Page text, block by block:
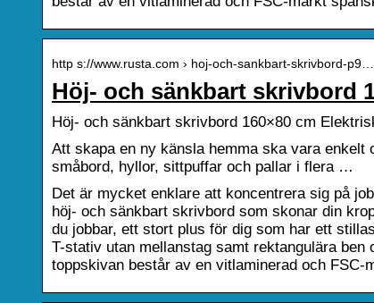
http s://www.rusta.com › hoj-och-sankbart-skrivbord-p9…
Höj- och sänkbart skrivbord
Höj- och sänkbart skrivbord 160×80 cm
Att skapa en ny känsla hemma ska vara
småbord, hyllor, sittpuffar och pallar i flera …
Det är mycket enklare att koncentrera sig på
höj- och sänkbart skrivbord som skonar din
du jobbar, ett stort plus för dig som har ett
T-stativ utan mellanstag samt rektangulära
toppskivan består av en vitlaminerad och